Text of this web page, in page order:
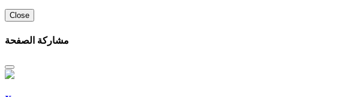
Close
مشاركة الصفحة